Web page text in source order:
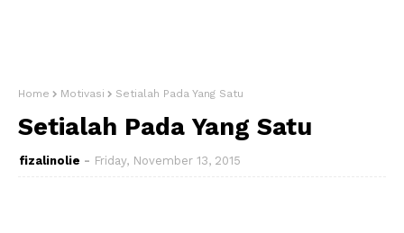
Home Motivasi Setialah Pada Yang Satu
Setialah Pada Yang Satu
fizalinolie Friday, November 13, 2015